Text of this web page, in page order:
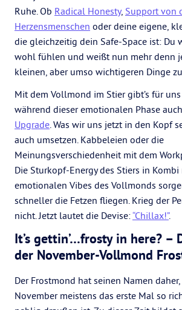
Ruhe. Ob Radical Honesty, Support von
Herzensmenschen oder deine eigene,
die gleichzeitig dein Safe-Space ist: Du
wohl fühlen und weißt nun mehr denn
kleinen, aber umso wichtigeren Dinge
Mit dem Vollmond im Stier gibt’s für
während dieser emotionalen Phase
Upgrade. Was wir uns jetzt in den Kopf
auch umsetzen. Kabbeleien oder die
Meinungsverschiedenheit mit dem
Die Sturkopf-Energy des Stiers in
emotionalen Vibes des Vollmonds
schneller die Fetzen fliegen. Krieg der
nicht. Jetzt lautet die Devise:“Chillax!”.
It’s gettin’…frosty in here? –
der November-Vollmond
Der Frostmond hat seinen Namen
November meistens das erste Mal so